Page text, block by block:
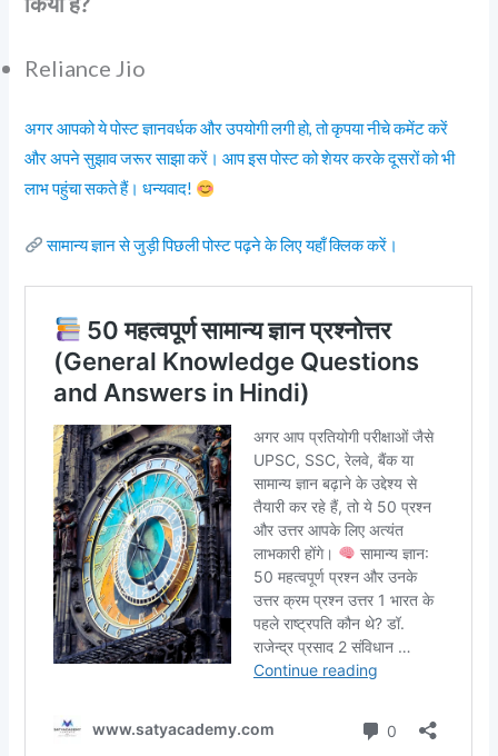
Reliance Jio
अगर आपको ये पोस्ट ज्ञानवर्धक और उपयोगी लगी हो, तो कृपया नीचे कमेंट करें
और अपने सुझाव जरूर साझा करें। आप इस पोस्ट को शेयर करके दूसरों को भी
लाभ पहुंचा सकते हैं। धन्यवाद!
सामान्य ज्ञान से जुड़ी पिछली पोस्ट पढ़ने के लिए यहाँ क्लिक करें।